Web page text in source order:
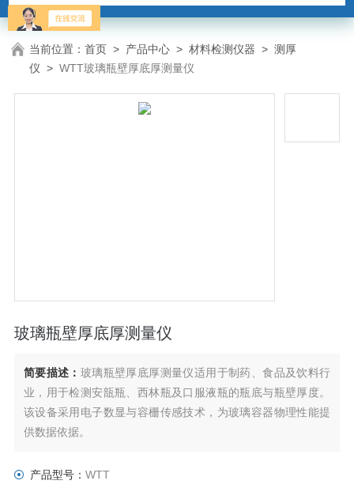
当前位置：首页 > 产品中心 >材料检测仪器 >测厚
仪 >WTT玻璃瓶壁厚底厚测量仪
玻璃瓶壁厚底厚测量仪
简要描述： 玻璃瓶壁厚底厚测量仪适用于制药、食品及饮料行
业，用于检测安瓿瓶、西林瓶及口服液瓶的瓶底与瓶壁厚度。
该设备采用电子数显与容栅传感技术，为玻璃容器物理性能提
供数据依据。
产品型号： WTT